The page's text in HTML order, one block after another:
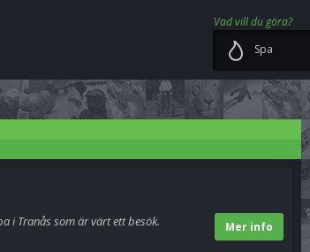
Vad vill du göra?
Spa
Mer info
i Tranås som är värt ett besök.